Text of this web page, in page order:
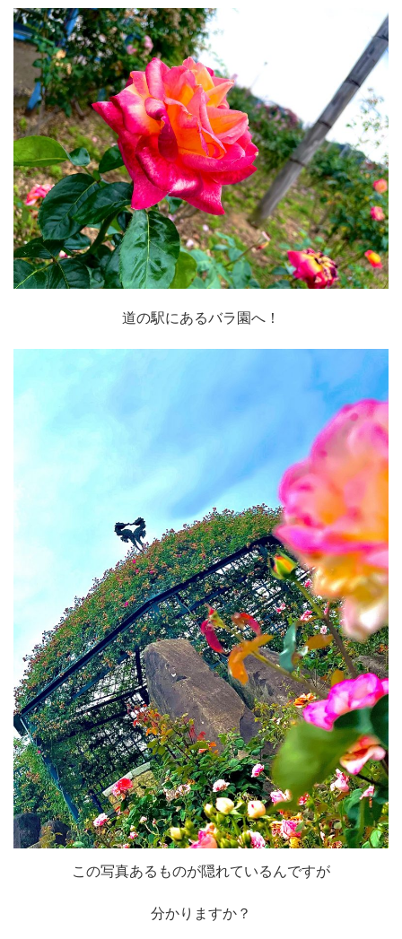
道の駅にあるバラ園へ！
この写真あるものが隠れているんですが
分かりますか？